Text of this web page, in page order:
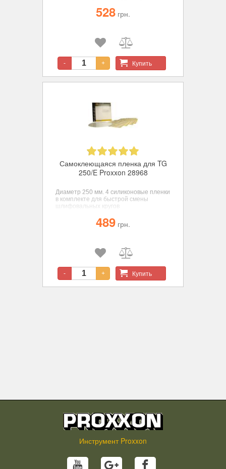
зерн. К 240 - 5шт.528 грн.
- + Купить
Самоклеющаяся пленка для TG
250/E Proxxon 28968
Диаметр 250 мм. 4 силиконовые пленки
в комплекте для быстрой смены
шлифовальных кругов
489 грн.
- + Купить
Инструмент Proxxon